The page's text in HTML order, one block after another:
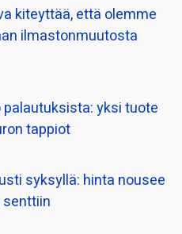
kiteyttää, että olemme
ilmaston­muutosta
yksi tuote
tappiot
syksyllä: hinta nousee
senttiin